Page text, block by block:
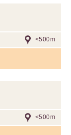
<500m
<500m